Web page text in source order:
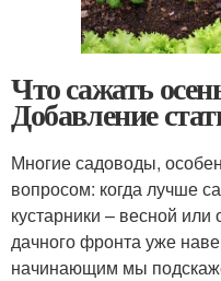
Что сажать
Добавление
Многие садоводы,
вопросом: когда лучше
кустарники – весной
дачного фронта уже
начинающим мы